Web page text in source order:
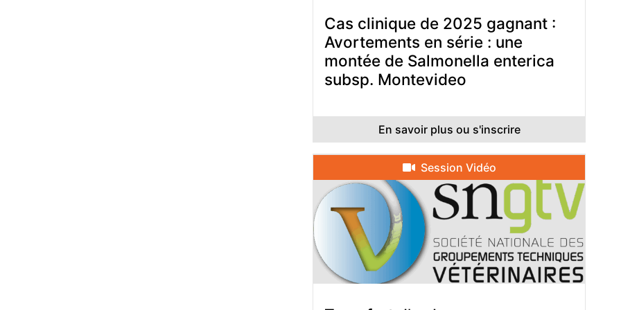
Cas clinique de 2025 gagnant :
Avortements en série : une
montée de Salmonella enterica
subsp. Montevideo
En savoir plus ou s'inscrire
Session Vidéo